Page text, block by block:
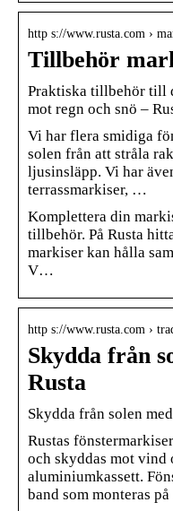
http s://www.rusta.com ›
Tillbehör
Praktiska tillbehör till
mot regn och snö –
Vi har flera smidiga
solen från att stråla
ljusinsläpp. Vi har
terrassmarkiser, …
Komplettera din
tillbehör. På Rusta
markiser kan hålla
V…
http s://www.rusta.com ›
Skydda från
Rusta
Skydda från solen
Rustas
och skyddas mot vind
aluminiumkassett.
band som monteras